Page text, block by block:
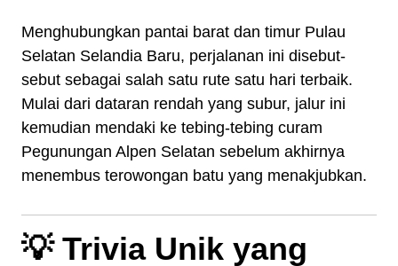
Menghubungkan pantai barat dan timur Pulau
Selatan Selandia Baru, perjalanan ini disebut-
sebut sebagai salah satu rute satu hari terbaik.
Mulai dari dataran rendah yang subur, jalur ini
kemudian mendaki ke tebing-tebing curam
Pegunungan Alpen Selatan sebelum akhirnya
menembus terowongan batu yang menakjubkan.
💡 Trivia Unik yang